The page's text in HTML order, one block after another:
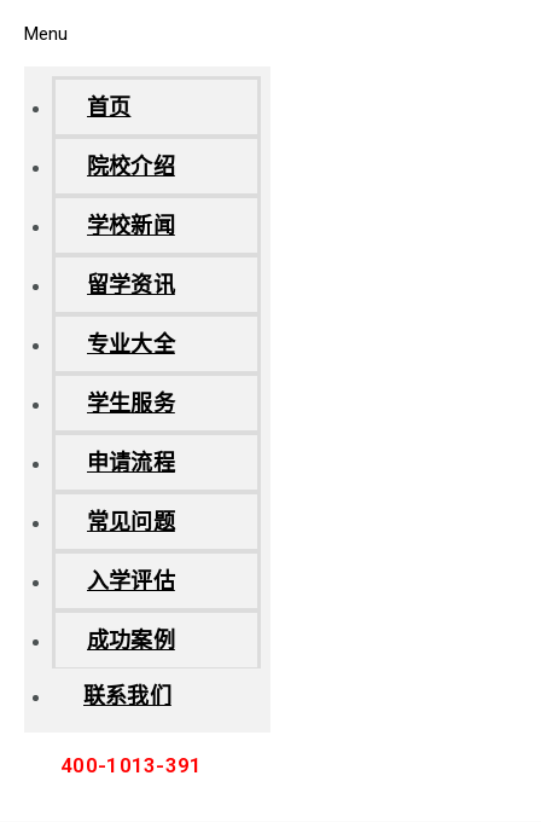
Menu
首页
院校介绍
学校新闻
留学资讯
专业大全
学生服务
申请流程
常见问题
入学评估
成功案例
联系我们
400-1013-391